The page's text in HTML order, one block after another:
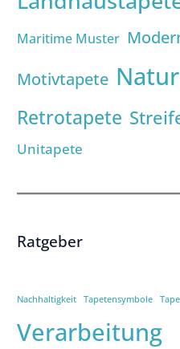
Maritime Muster
Motivtapete
Retrotapete
Unitapete
Ratgeber
Nachhaltigkeit Tapetensymbole
Verarbeitung